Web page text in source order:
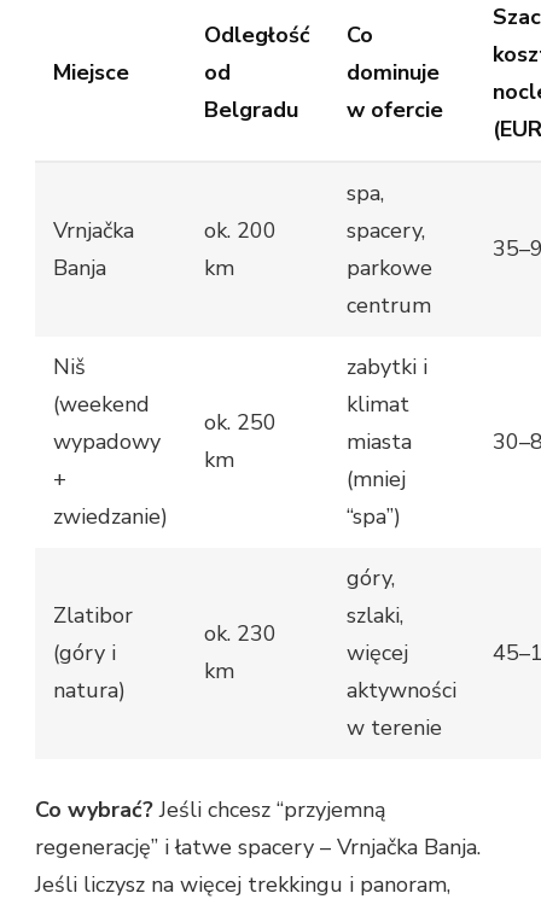
Miejsce
Odległość
od
Belgradu
Co
dominuje
w ofercie
Vrnjačka
Banja
ok. 200
km
spa,
spacery,
parkowe
centrum
Niš
(weekend
wypadowy
+
zwiedzanie)
ok. 250
km
zabytki i
klimat
miasta
(mniej
“spa”)
Zlatibor
(góry i
natura)
ok. 230
km
góry,
szlaki,
więcej
aktywności
w terenie
Co wybrać?Jeśli chcesz “przyjemną
regenerację” i łatwe spacery – Vrnjačka Banja.
Jeśli liczysz na więcej trekkingu i panoram,